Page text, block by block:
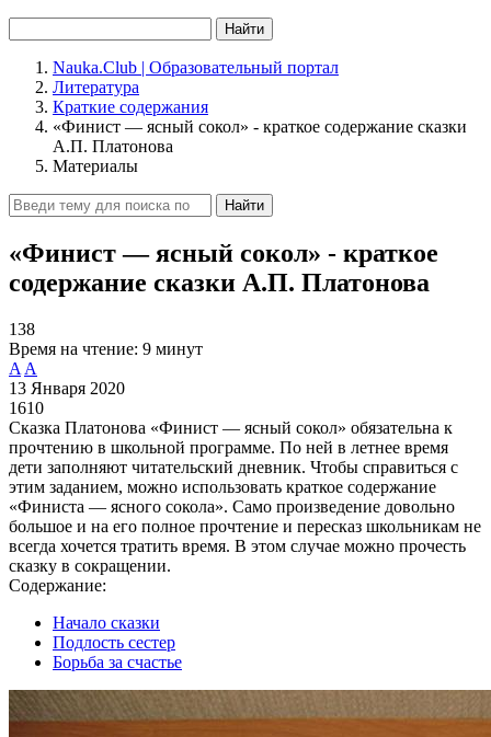
Найти
Nauka.Club | Образовательный портал
Литература
Краткие содержания
«Финист — ясный сокол» - краткое содержание сказки
А.П. Платонова
Материалы
Найти
«Финист — ясный сокол» - краткое
содержание сказки А.П. Платонова
138
Время на чтение: 9 минут
A A
13 Января 2020
1610
Сказка Платонова «Финист — ясный сокол» обязательна к
прочтению в школьной программе. По ней в летнее время
дети заполняют читательский дневник. Чтобы справиться с
этим заданием, можно использовать краткое содержание
«Финиста — ясного сокола». Само произведение довольно
большое и на его полное прочтение и пересказ школьникам не
всегда хочется тратить время. В этом случае можно прочесть
сказку в сокращении.
Содержание:
Начало сказки
Подлость сестер
Борьба за счастье